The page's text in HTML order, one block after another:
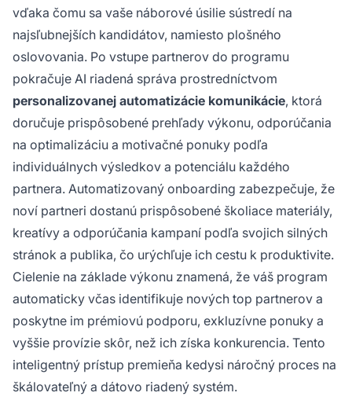
vďaka čomu sa vaše náborové úsilie sústredí na
najsľubnejších kandidátov, namiesto plošného
oslovovania. Po vstupe partnerov do programu
pokračuje AI riadená správa prostredníctvom
personalizovanej automatizácie komunikácie, ktorá
doručuje prispôsobené prehľady výkonu, odporúčania
na optimalizáciu a motivačné ponuky podľa
individuálnych výsledkov a potenciálu každého
partnera. Automatizovaný onboarding zabezpečuje, že
noví partneri dostanú prispôsobené školiace materiály,
kreatívy a odporúčania kampaní podľa svojich silných
stránok a publika, čo urýchľuje ich cestu k produktivite.
Cielenie na základe výkonu znamená, že váš program
automaticky včas identifikuje nových top partnerov a
poskytne im prémiovú podporu, exkluzívne ponuky a
vyššie provízie skôr, než ich získa konkurencia. Tento
inteligentný prístup premieňa kedysi náročný proces na
škálovateľný a dátovo riadený systém.